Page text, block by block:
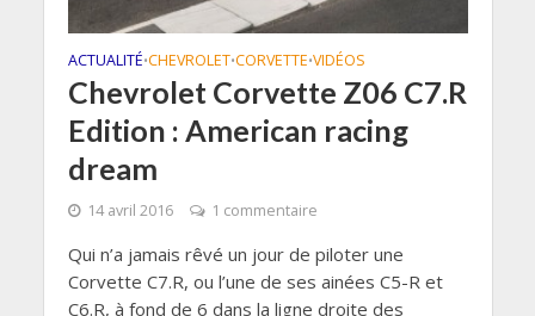
ACTUALITÉ•CHEVROLET•CORVETTE•VIDÉOS
Chevrolet Corvette Z06 C7.R
Edition : American racing
dream
14 avril 2016 1 commentaire
Qui n’a jamais rêvé un jour de piloter une
Corvette C7.R, ou l’une de ses ainées C5-R et
C6.R, à fond de 6 dans la ligne droite des